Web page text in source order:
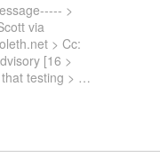
>
via
> Cc:
[16 >
testing > …